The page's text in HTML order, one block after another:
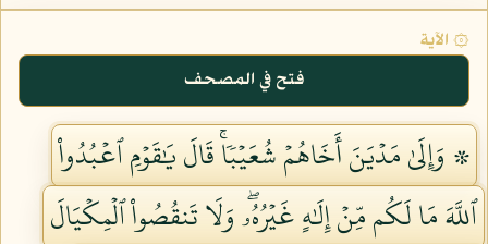
۞ الآية
فتح في المصحف
۞ وَإِلَىٰ مَدۡيَنَ أَخَاهُمۡ شُعَيۡبٗاۚ قَالَ يَٰقَوۡمِ ٱعۡبُدُواْ
ٱللَّهَ مَا لَكُم مِّنۡ إِلَٰهٍ غَيۡرُهُۥۖ وَلَا تَنقُصُواْ ٱلۡمِكۡيَالَ